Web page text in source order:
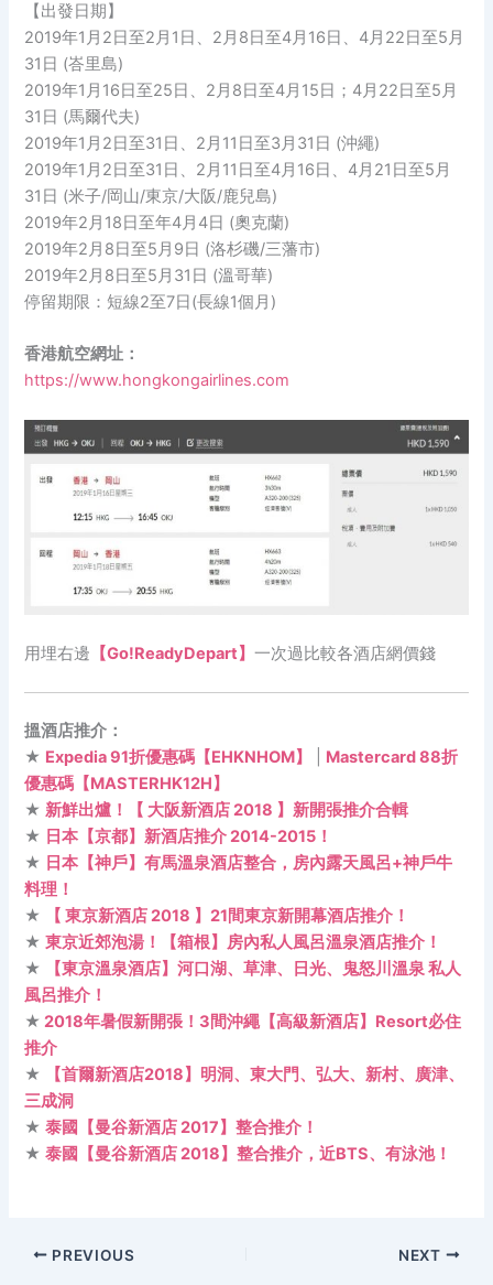
【出發日期】
2019年1月2日至2月1日、2月8日至4月16日、4月22日至5月
31日 (峇里島)
2019年1月16日至25日、2月8日至4月15日；4月22日至5月
31日 (馬爾代夫)
2019年1月2日至31日、2月11日至3月31日 (沖繩)
2019年1月2日至31日、2月11日至4月16日、4月21日至5月
31日 (米子/岡山/東京/大阪/鹿兒島)
2019年2月18日至年4月4日 (奧克蘭)
2019年2月8日至5月9日 (洛杉磯/三藩市)
2019年2月8日至5月31日 (溫哥華)
停留期限：短線2至7日(長線1個月)
香港航空網址：
https://www.hongkongairlines.com
用埋右邊 【Go!ReadyDepart】一次過比較各酒店網價錢
搵酒店推介：
★ Expedia 91折優惠碼【EHKNHOM】
Mastercard 88折
優惠碼【MASTERHK12H】
★新鮮出爐！【 大阪新酒店 2018 】新開張推介合輯
★ 日本【京都】新酒店推介 2014-2015！
★ 日本【神戶】有馬溫泉酒店整合，房內露天風呂+神戶牛
料理！
★
【 東京新酒店 2018 】21間東京新開幕酒店推介！
★東京近郊泡湯！【箱根】房內私人風呂溫泉酒店推介！
★
【東京溫泉酒店】河口湖、草津、日光、鬼怒川溫泉 私人
風呂推介！
★2018年暑假新開張！3間沖繩【高級新酒店】Resort必住
推介
★
【首爾新酒店2018】明洞、東大門、弘大、新村、廣津、
三成洞
★泰國【曼谷新酒店 2017】整合推介！
★泰國【曼谷新酒店 2018】整合推介，近BTS、有泳池！
PREVIOUS NEXT